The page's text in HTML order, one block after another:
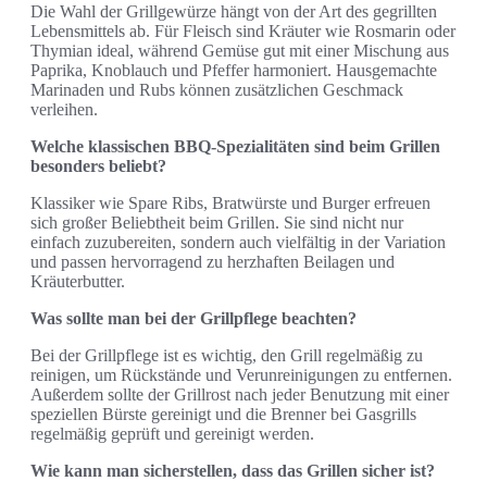
Die Wahl der Grillgewürze hängt von der Art des gegrillten
Lebensmittels ab. Für Fleisch sind Kräuter wie Rosmarin oder
Thymian ideal, während Gemüse gut mit einer Mischung aus
Paprika, Knoblauch und Pfeffer harmoniert. Hausgemachte
Marinaden und Rubs können zusätzlichen Geschmack
verleihen.
Welche klassischen BBQ-Spezialitäten sind beim Grillen
besonders beliebt?
Klassiker wie Spare Ribs, Bratwürste und Burger erfreuen
sich großer Beliebtheit beim Grillen. Sie sind nicht nur
einfach zuzubereiten, sondern auch vielfältig in der Variation
und passen hervorragend zu herzhaften Beilagen und
Kräuterbutter.
Was sollte man bei der Grillpflege beachten?
Bei der Grillpflege ist es wichtig, den Grill regelmäßig zu
reinigen, um Rückstände und Verunreinigungen zu entfernen.
Außerdem sollte der Grillrost nach jeder Benutzung mit einer
speziellen Bürste gereinigt und die Brenner bei Gasgrills
regelmäßig geprüft und gereinigt werden.
Wie kann man sicherstellen, dass das Grillen sicher ist?